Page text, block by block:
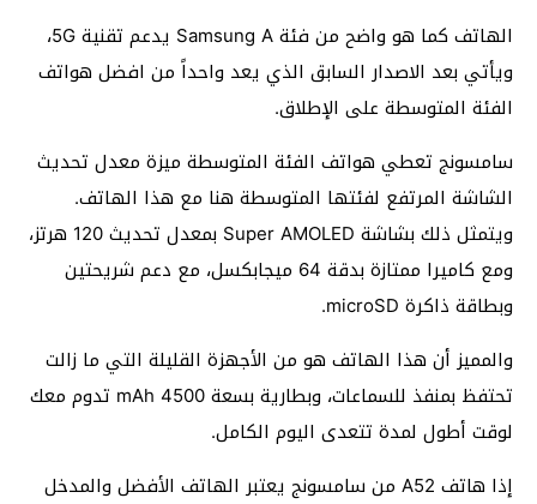
الهاتف كما هو واضح من فئة Samsung A يدعم تقنية 5G،
ويأتي بعد الاصدار السابق الذي يعد واحداً من افضل هواتف
الفئة المتوسطة على الإطلاق.
سامسونج تعطي هواتف الفئة المتوسطة ميزة معدل تحديث
الشاشة المرتفع لفئتها المتوسطة هنا مع هذا الهاتف.
ويتمثل ذلك بشاشة Super AMOLED بمعدل تحديث 120 هرتز،
ومع كاميرا ممتازة بدقة 64 ميجابكسل، مع دعم شريحتين
وبطاقة ذاكرة microSD.
والمميز أن هذا الهاتف هو من الأجهزة القليلة التي ما زالت
تحتفظ بمنفذ للسماعات، وبطارية بسعة 4500 mAh تدوم معك
لوقت أطول لمدة تتعدى اليوم الكامل.
إذا هاتف A52 من سامسونج يعتبر الهاتف الأفضل والمدخل